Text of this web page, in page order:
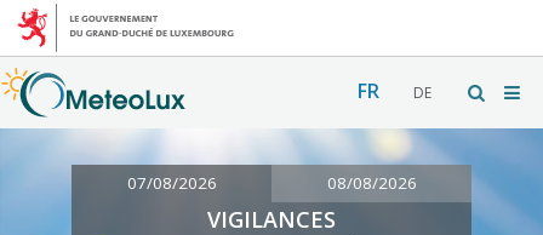
FR DE
07/08/2026 08/08/2026
VIGILANCES